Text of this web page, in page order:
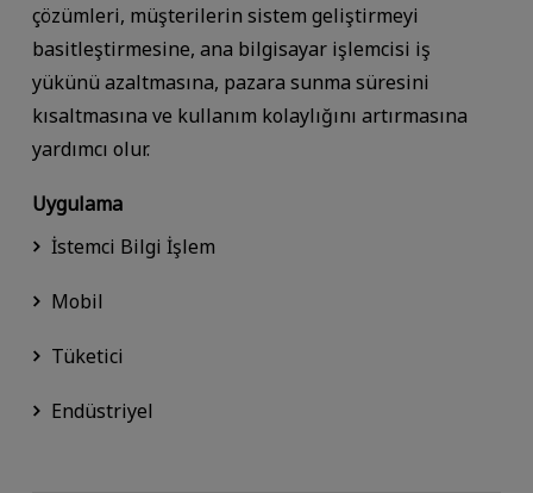
çözümleri, müşterilerin sistem geliştirmeyi
basitleştirmesine, ana bilgisayar işlemcisi iş
yükünü azaltmasına, pazara sunma süresini
kısaltmasına ve kullanım kolaylığını artırmasına
yardımcı olur.
Uygulama
İstemci Bilgi İşlem
Mobil
Tüketici
Endüstriyel